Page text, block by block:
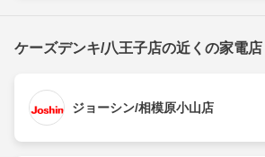
ケーズデンキ/八王子店の近くの家電店
ジョーシン/相模原小山店